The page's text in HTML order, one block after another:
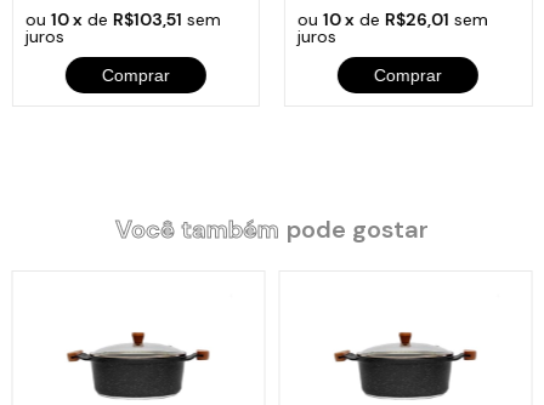
ou 10 xde R$103,51 sem
juros
Comprar
ou 10 xde R$26,01 sem
juros
Comprar
Você também pode gostar